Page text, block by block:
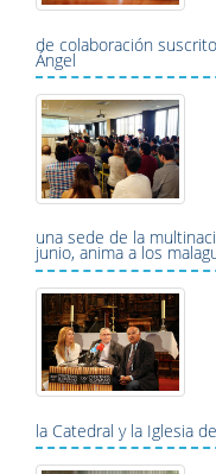
de colaboración
Ángel
una sede de la
junio, anima a los
la Catedral y la Iglesia